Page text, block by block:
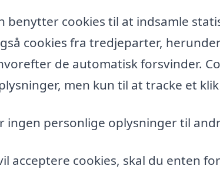
benytter cookies til at indsamle
cookies fra tredjeparter,
de automatisk forsvinder.
men kun til at tracke et
ingen personlige oplysninger til
acceptere cookies, skal du enten